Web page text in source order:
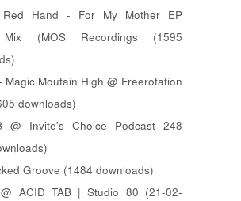
Red Hand - For My Mother EP
Mix (MOS Recordings (1595
Magic Moutain High @ Freerotation
downloads)
@ Invite's Choice Podcast 248
Groove (1484 downloads)
@ ACID TAB | Studio 80 (21-02-